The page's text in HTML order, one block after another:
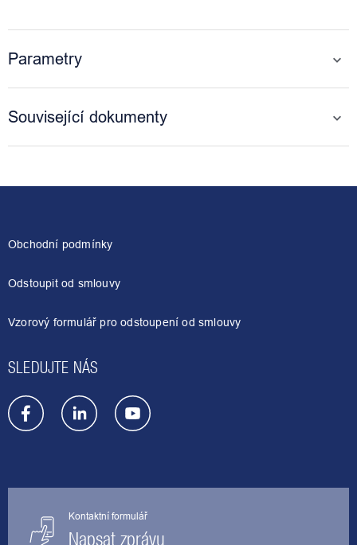
Parametry
Související dokumenty
Obchodní podmínky
Odstoupit od smlouvy
Vzorový formulář pro odstoupení od smlouvy
SLEDUJTE NÁS
Kontaktní formulář
Napsat zprávu